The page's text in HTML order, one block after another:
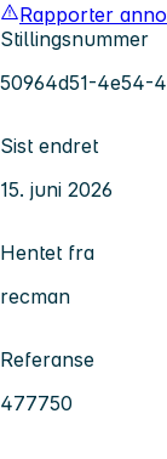
Rapporter
Stillingsnummer
50964d51-4e54-
Sist endret
15. juni 2026
Hentet fra
recman
Referanse
477750